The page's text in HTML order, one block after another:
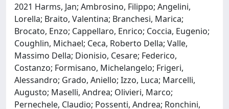
2021 Harms, Jan; Ambrosino, Filippo; Angelini,
Lorella; Braito, Valentina; Branchesi, Marica;
Brocato, Enzo; Cappellaro, Enrico; Coccia, Eugenio;
Coughlin, Michael; Ceca, Roberto Della; Valle,
Massimo Della; Dionisio, Cesare; Federico,
Costanzo; Formisano, Michelangelo; Frigeri,
Alessandro; Grado, Aniello; Izzo, Luca; Marcelli,
Augusto; Maselli, Andrea; Olivieri, Marco;
Pernechele, Claudio; Possenti, Andrea; Ronchini,